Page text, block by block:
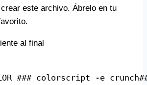
este archivo. Ábrelo en tu
al final
### colorscript -e crunch